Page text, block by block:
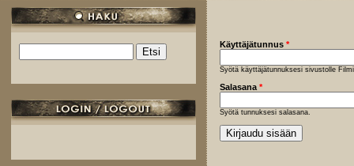
Hakulomake
Käyttäjätunnus *
Syötä käyttäjätunnuksesi sivustolle
Salasana *
Syötä tunnuksesi salasana.